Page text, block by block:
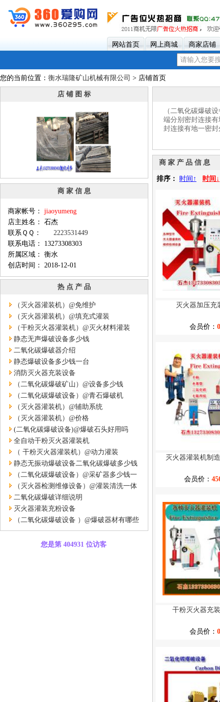
网站首页 网上商城 商家店铺
您的当前位置： 衡水瑞隆矿山机械有限公司 > 店铺首页
店 铺 图 标
商 家 信 息
商家帐号： jiaoyumeng
店主姓名： 石杰
联系ＱＱ：
2223531449
联系电话： 13273308303
所属区域： 衡水
创店时间： 2018-12-01
热 点 产 品
（灭火器灌装机）@免维护
（灭火器灌装机）@填充式灌装
（干粉灭火器灌装机）@灭火材料灌装
静态无声爆破设备多少钱
二氧化碳爆破器介绍
静态爆破设备多少钱一台
消防灭火器充装设备
（二氧化碳爆破矿山）@设备多少钱
（二氧化碳爆破设备）@青石爆破机
（灭火器灌装机）@辅助系统
（灭火器灌装机）@价格
(二氧化碳爆破设备)@爆破石头好用吗
全自动干粉灭火器灌装机
（ 干粉灭火器灌装机）@动力灌装
静态无振动爆破设备二氧化碳爆破多少钱
一台（二氧化碳爆破设备）@采矿器多少钱一
台
（灭火器检测维修设备）@灌装清洗一体
二氧化碳爆破详细说明
灭火器灌装充粉设备
（二氧化碳爆破设备 ）@爆破器材有哪些
您是第 404931 位访客
（二氧化碳爆破
端分别密封连接
封连接有地一密
商 家 产 品 信 息
排序： 时间↑ 时间↓
灭火器加压充
会员价：
灭火器灌装机制
会员价：
干粉灭火器充
会员价：